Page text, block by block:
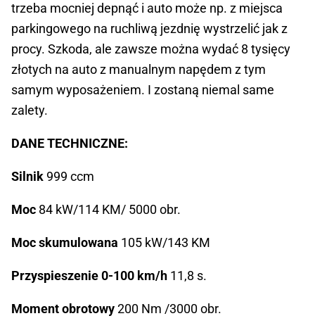
trzeba mocniej depnąć i auto może np. z miejsca
parkingowego na ruchliwą jezdnię wystrzelić jak z
procy. Szkoda, ale zawsze można wydać 8 tysięcy
złotych na auto z manualnym napędem z tym
samym wyposażeniem. I zostaną niemal same
zalety.
DANE TECHNICZNE:
Silnik 999 ccm
Moc 84 kW/114 KM/ 5000 obr.
Moc skumulowana 105 kW/143 KM
Przyspieszenie 0-100 km/h 11,8 s.
Moment obrotowy200 Nm /3000 obr.